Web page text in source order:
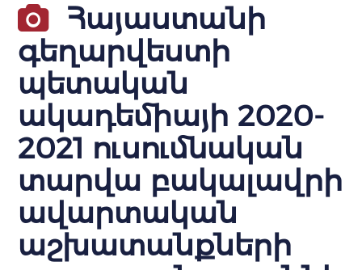
Հայաստանի
գեղարվեստի
պետական
ակադեմիայի 2020-
2021 ուսումնական
տարվա բակալավրի
ավարտական
աշխատանքների